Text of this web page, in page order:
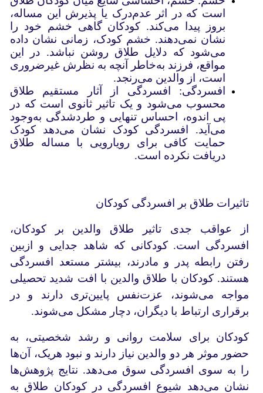
است که در اثر عدم‌درک یا پذیرش این مساله،
بروز پیدا می‌کند. کودکان گاهی خشم خود را
نشان نمی‌دهند. خشم کودک، زمانی نشان داده
می‌شود که دلایل طلاق روشن نباشد. در این
مواقع، فرزند به‌خاطر آنچه به نظرش غیرضروری
است، از والدین می‌رنجد.
افسردگی: افسردگی از آثار مستقیم طلاق
محسوب می‌شود و یک تاثیر ثانوی است که در
پی اندوه، احساس تنهایی و طردشدگی به‌وجود
می‌آید. افسردگی کودک نشان می‌دهد کودک
حمایت کافی برای رویارویی با مساله طلاق
دریافت نکرده‌ است.
تاثیرات طلاق بر افسردگی کودکان
از عواقب جدی تاثیر طلاق والدین بر کودکان،
افسردگی است. کودکانی که شاهد جدایی و ازبین
رفتن رابطه پدر و مادرند، بیشتر مستعد افسردگی
هستند. کودکان با طلاق والدین با افت شدید تحصیلی
مواجه‌ می‌شوند، عزت‌نفس پایین‌تری دارند و در
برقراری ارتباط با دیگران، دچار مشکل می‌شوند.
کودکان برای سلامت روانی و رشد شخصیتی، به
حضور موثر هر دو والدین نیاز دارند و نبود هریک، آن‌ها
را به ‌سوی افسردگی سوق می‌دهد. نتایج پژوهش‌ها
نشان می‌دهد شیوع افسردگی در کودکان طلاق به